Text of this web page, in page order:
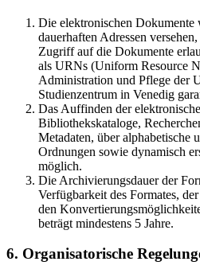
Die elektronischen
dauerhaften Adressen
Zugriff auf die Dokumente
als URNs (Uniform Resource
Administration und Pflege der
Studienzentrum in Venedig
Das Auffinden der
Bibliothekskataloge,
Metadaten, über alphabetische
Ordnungen sowie dynamisch
möglich.
Die Archivierungsdauer der
Verfügbarkeit des Formates,
den
beträgt mindestens 5 Jahre.
6. Organisatorische